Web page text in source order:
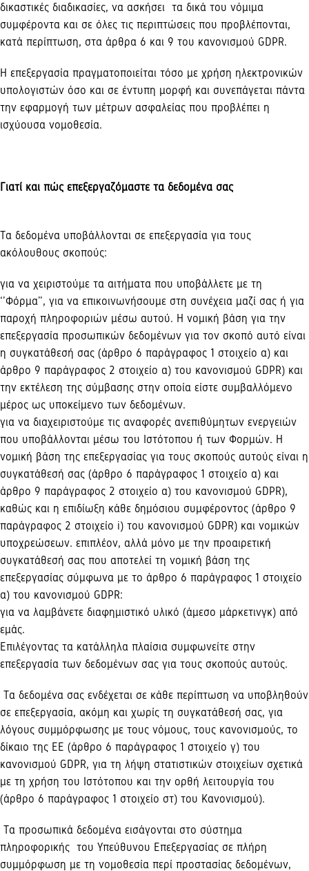
δικαστικές διαδικασίες, να ασκήσει τα δικά του νόμιμα
συμφέροντα και σε όλες τις περιπτώσεις που προβλέπονται,
κατά περίπτωση, στα άρθρα 6 και 9 του κανονισμού GDPR.
Η επεξεργασία πραγματοποιείται τόσο με χρήση ηλεκτρονικών
υπολογιστών όσο και σε έντυπη μορφή και συνεπάγεται πάντα
την εφαρμογή των μέτρων ασφαλείας που προβλέπει η
ισχύουσα νομοθεσία.
Γιατί και πώς επεξεργαζόμαστε τα δεδομένα σας
Τα δεδομένα υποβάλλονται σε επεξεργασία για τους
ακόλουθους σκοπούς:
για να χειριστούμε τα αιτήματα που υποβάλλετε με τη
‘’Φόρμα’’, για να επικοινωνήσουμε στη συνέχεια μαζί σας ή για
παροχή πληροφοριών μέσω αυτού. Η νομική βάση για την
επεξεργασία προσωπικών δεδομένων για τον σκοπό αυτό είναι
η συγκατάθεσή σας (άρθρο 6 παράγραφος 1 στοιχείο α) και
άρθρο 9 παράγραφος 2 στοιχείο α) του κανονισμού GDPR) και
την εκτέλεση της σύμβασης στην οποία είστε συμβαλλόμενο
μέρος ως υποκείμενο των δεδομένων·
για να διαχειριστούμε τις αναφορές ανεπιθύμητων ενεργειών
που υποβάλλονται μέσω του Ιστότοπου ή των Φορμών. Η
νομική βάση της επεξεργασίας για τους σκοπούς αυτούς είναι η
συγκατάθεσή σας (άρθρο 6 παράγραφος 1 στοιχείο α) και
άρθρο 9 παράγραφος 2 στοιχείο α) του κανονισμού GDPR),
καθώς και η επιδίωξη κάθε δημόσιου συμφέροντος (άρθρο 9
παράγραφος 2 στοιχείο i) του κανονισμού GDPR) και νομικών
υποχρεώσεων· επιπλέον, αλλά μόνο με την προαιρετική
συγκατάθεσή σας που αποτελεί τη νομική βάση της
επεξεργασίας σύμφωνα με το άρθρο 6 παράγραφος 1 στοιχείο
α) του κανονισμού GDPR:
για να λαμβάνετε διαφημιστικό υλικό (άμεσο μάρκετινγκ) από
εμάς.
Επιλέγοντας τα κατάλληλα πλαίσια συμφωνείτε στην
επεξεργασία των δεδομένων σας για τους σκοπούς αυτούς.
Τα δεδομένα σας ενδέχεται σε κάθε περίπτωση να υποβληθούν
σε επεξεργασία, ακόμη και χωρίς τη συγκατάθεσή σας, για
λόγους συμμόρφωσης με τους νόμους, τους κανονισμούς, το
δίκαιο της ΕΕ (άρθρο 6 παράγραφος 1 στοιχείο γ) του
κανονισμού GDPR, για τη λήψη στατιστικών στοιχείων σχετικά
με τη χρήση του Ιστότοπου και την ορθή λειτουργία του
(άρθρο 6 παράγραφος 1 στοιχείο στ) του Κανονισμού).
Τα προσωπικά δεδομένα εισάγονται στο σύστημα
πληροφορικής του Υπεύθυνου Επεξεργασίας σε πλήρη
συμμόρφωση με τη νομοθεσία περί προστασίας δεδομένων,